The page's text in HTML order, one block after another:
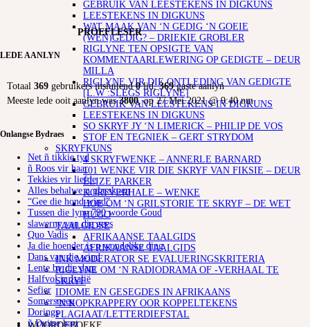
GEBRUIK VAN LEESTEKENS IN DIGKUNS
LEESTEKENS IN DIGKUNS
WAT MAAK VAN ‘N GEDIG ‘N GOEIE
(WEN)GEDIG? – DRIEKIE GROBLER
RIGLYNE TEN OPSIGTE VAN
KOMMENTAARLEWERING OP GEDIGTE – DEUR
MILLA
RIGLYNE VIR DIE ONTLEDING VAN GEDIGTE
[L.W :SLEGS RIGLYNE]
GEBRUIK VAN LEESTEKENS IN DIGKUNS
LEESTEKENS IN DIGKUNS
SO SKRYF JY ‘N LIMERICK – PHILIP DE VOS
STOF EN TEGNIEK – GERT STRYDOM
SKRYFKUNS
4 SKRYFWENKE – ANNERLE BARNARD
101 WENKE VIR DIE SKRYF VAN FIKSIE – DEUR
ELIZE PARKER
KORTVERHALE – WENKE
HOE OM ‘N GRILSTORIE TE SKRYF – DE WET
HUGO
TAALGIDSE
AFRIKAANSE TAALGIDS
AFRIKAANSE TAALGIDS
INK MODERATOR SE EVALUERINGSKRITERIA
RIGLYNE OM ‘N RADIODRAMA OF -VERHAAL TE
SKRYF
IDIOME EN GESEGDES IN AFRIKAANS
‘N KOPKRAPPERY OOR KOPPELTEKENS
PLAGIAAT/LETTERDIEFSTAL
PROEFLESER
LEDE AANLYN
Totaal 369 gebruikers insluitend0lid,369gaste aanlyn
Meeste lede ooit aanlyn was3800, op 27 Mei 2021 @ 9:40 nm
Onlangse Bydraes
Net ñ tikkie tyd
ñ Roos vir haar
Tekkies vir liefde
Alles behalwe n glasskoen
“Gee die hond wind”
Tussen die lyne 790 woorde Goud
slawerny van die gees
Quo Vadis
Ja die hoender is n wondelike ding
Dans van die wind
Lente by die dam
Halfvol in Italië
Sefier
Somersneeu
Dorings
ñ Duitse hart